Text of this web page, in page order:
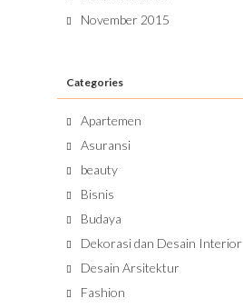
November 2015
Categories
Apartemen
Asuransi
beauty
Bisnis
Budaya
Dekorasi dan Desain Interior
Desain Arsitektur
Fashion